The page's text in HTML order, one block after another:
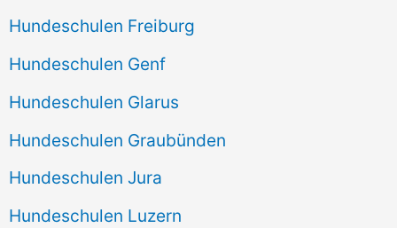
Hundeschulen Freiburg
Hundeschulen Genf
Hundeschulen Glarus
Hundeschulen Graubünden
Hundeschulen Jura
Hundeschulen Luzern